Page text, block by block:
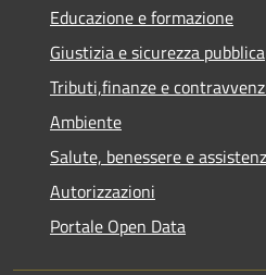
Educazione e formazione
Giustizia e sicurezza pubblica
Tributi,finanze e
Ambiente
Salute, benessere e
Autorizzazioni
Portale Open Data